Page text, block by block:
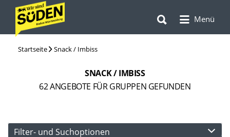
Suchen
nach:
Menü
Suchen
nach:
Startseite Snack / Imbiss
SNACK / IMBISS
62ANGEBOTE FÜR GRUPPEN GEFUNDEN
Filter- und Suchoptionen